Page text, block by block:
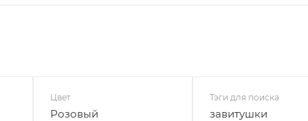
Цвет
Розовый
Тэги для поиска
завитушки